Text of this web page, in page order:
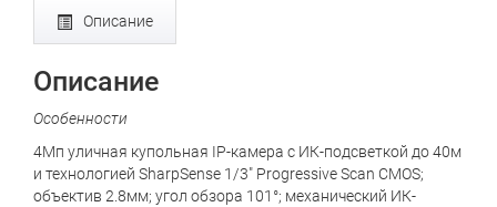
Описание
Описание
Особенности
4Мп уличная купольная IP-камера с ИК-подсветкой до 40м
и технологией SharpSense 1/3" Progressive Scan CMOS;
объектив 2.8мм; угол обзора 101°; механический ИК-